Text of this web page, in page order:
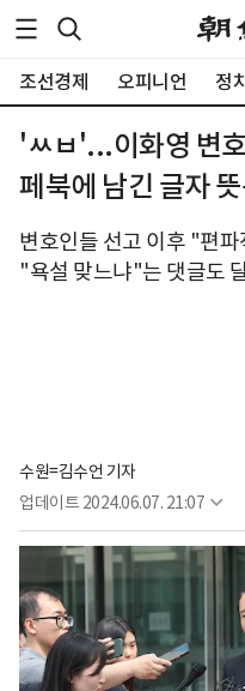
조선경제 오피니언 정
'ㅆㅂ'...이화영 변
페북에 남긴 글자
변호인들 선고 이후 "편
"욕설 맞느냐"는 댓글도
수원=김수언 기자
업데이트 2024.06.07. 21:07